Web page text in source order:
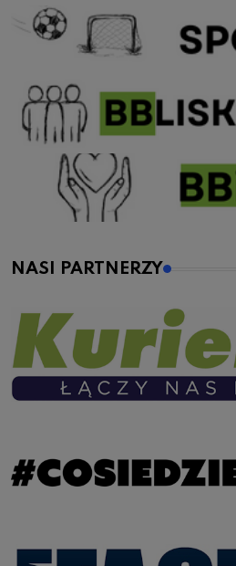
NASI PARTNERZY